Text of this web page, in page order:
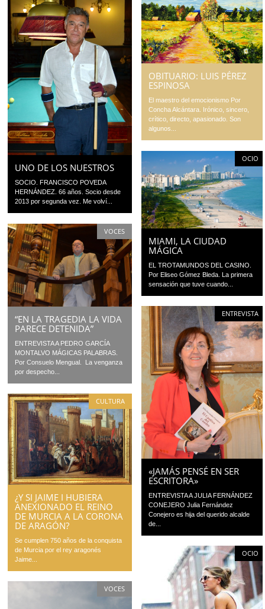
OBITUARIO: LUIS PÉREZ
ESPINOSA
El maestro del emocionismo Por
Concha Alcántara. Irónico, sincero,
crítico, directo, apasionado. Son
algunos...
UNO DE LOS NUESTROS
SOCIO. FRANCISCO POVEDA
HERNÁNDEZ. 66 años. Socio desde
2013 por segunda vez. Me volví...
OCIO
MIAMI, LA CIUDAD
MÁGICA
EL TROTAMUNDOS DEL CASINO.
Por Eliseo Gómez Bleda. La primera
sensación que tuve cuando...
VOCES
“EN LA TRAGEDIA LA VIDA
PARECE DETENIDA”
ENTREVISTA A PEDRO GARCÍA
MONTALVO MÁGICAS PALABRAS.
Por Consuelo Mengual. La venganza
por despecho...
ENTREVISTA
«JAMÁS PENSÉ EN SER
ESCRITORA»
ENTREVISTA A JULIA FERNÁNDEZ
CONEJERO Julia Fernández
Conejero es hija del querido alcalde
de...
CULTURA
¿Y SI JAIME I HUBIERA
ANEXIONADO EL REINO
DE MURCIA A LA CORONA
DE ARAGÓN?
Se cumplen 750 años de la conquista
de Murcia por el rey aragonés
Jaime...
OCIO
VOCES